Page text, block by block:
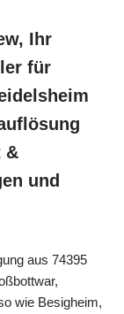
Ihr
für
&
und
aus 74395
wie Besigheim,